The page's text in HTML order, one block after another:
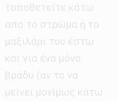
τοποθετείτε κάτω
απο το στρώμα ή το
μαξιλάρι του έστω
και για ένα μόνο
βράδυ (αν το να
μείνει μονίμως κάτω